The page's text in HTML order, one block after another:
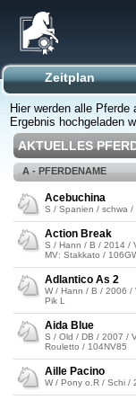
Zeitplan
Hier werden alle
Ergebnis hochgeladen
AKTUELLES
A - PFERDENAME
Acebuchina
S / Spanien / schwa /
Action Break
S / Hann / B / 2014 /
MV: Stakkato /
Adlantico As 2
W / Hann / B / 2006 /
Pik L
Aida Blue
S / Old / DB / 2007 /
Rouletto / 104NV85
Aille Pacino
W / Pony o.R / Schi /